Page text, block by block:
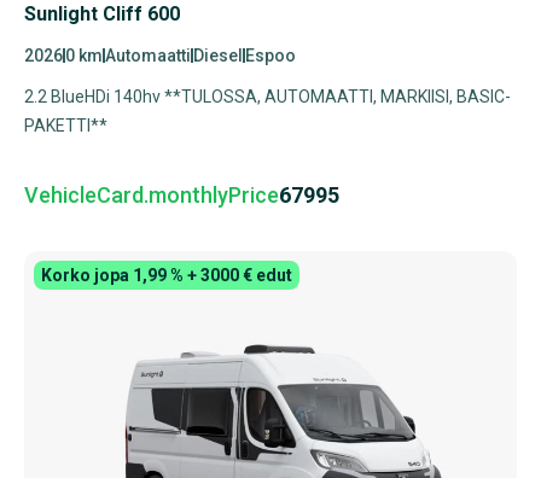
Sunlight Cliff 600
20260 kmAutomaatti Diesel Espoo
2.2 BlueHDi 140hv **TULOSSA, AUTOMAATTI, MARKIISI, BASIC-
PAKETTI**
VehicleCard.monthlyPrice67995
Korko jopa 1,99 % + 3000 € edut